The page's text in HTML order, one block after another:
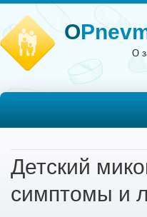
O
О
Детский
симптомы и